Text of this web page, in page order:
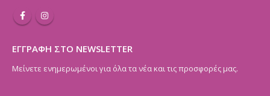
ΕΓΓΡΑΦΗ ΣΤΟ NEWSLETTER
Μείνετε ενημερωμένοι για όλα τα νέα και τις προσφορές μας.